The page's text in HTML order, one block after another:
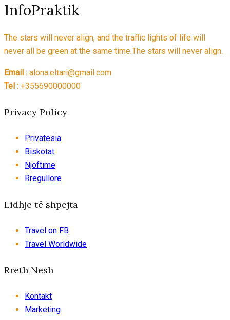
InfoPraktik
The stars will never align, and the traffic lights of life will
never all be green at the same time.The stars will never align.
Email : alona.eltari@gmail.com
Tel : +355690000000
Privacy Policy
Privatesia
Biskotat
Njoftime
Rregullore
Lidhje të shpejta
Travel on FB
Travel Worldwide
Rreth Nesh
Kontakt
Marketing